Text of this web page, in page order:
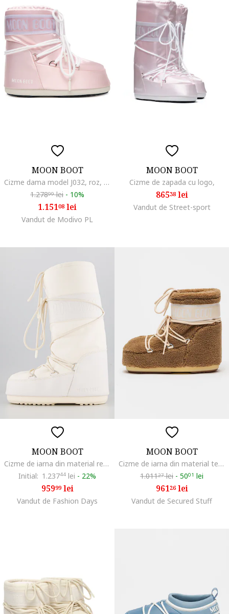
MOON BOOT
Cizme dama model J032, roz, textil
1.27899lei - 10%
1.15108 lei
Vandut de Modivo PL
MOON BOOT
Cizme de zapada cu logo,
86538lei
Vandut de Street-sport
MOON BOOT
Cizme de iarna din material rezistent la apa Icon, Alb fildes
Initial: 1.23744 lei - 22%
95999lei
Vandut de Fashion Days
MOON BOOT
Cizme de iarna din material teddy Icon, Maro camel
1.01127lei - 5001 lei
96126lei
Vandut de Secured Stuff